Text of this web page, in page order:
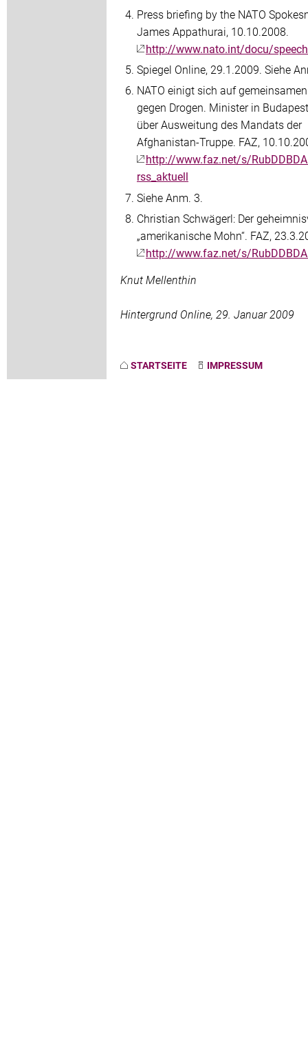
Press briefing by the NATO
James Appathurai, 10.10.2008.
http://www.nato.int/docu/
Spiegel Online, 29.1.2009. Siehe
NATO einigt sich auf
gegen Drogen. Minister in
über Ausweitung des Mandats der
Afghanistan-Truppe. FAZ,
http://www.faz.net/s/
rss_aktuell
Siehe Anm. 3.
Christian Schwägerl: Der
„amerikanische Mohn“. FAZ,
http://www.faz.net/s/
Knut Mellenthin
Hintergrund Online, 29. Januar 2009
STARTSEITE IMPRESSUM